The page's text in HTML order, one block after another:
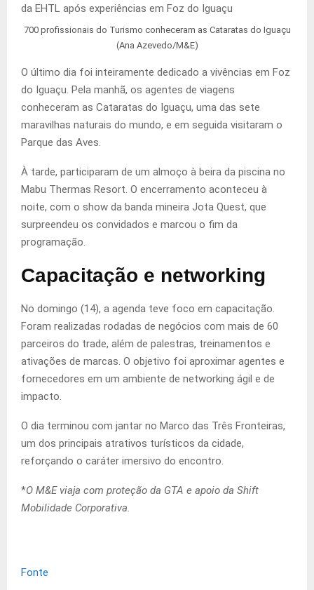
700 profissionais do Turismo conheceram as Cataratas do Iguaçu
(Ana Azevedo/M&E)
O último dia foi inteiramente dedicado a vivências em Foz
do Iguaçu. Pela manhã, os agentes de viagens
conheceram as Cataratas do Iguaçu, uma das sete
maravilhas naturais do mundo, e em seguida visitaram o
Parque das Aves.
À tarde, participaram de um almoço à beira da piscina no
Mabu Thermas Resort. O encerramento aconteceu à
noite, com o show da banda mineira Jota Quest, que
surpreendeu os convidados e marcou o fim da
programação.
Capacitação e networking
No domingo (14), a agenda teve foco em capacitação.
Foram realizadas rodadas de negócios com mais de 60
parceiros do trade, além de palestras, treinamentos e
ativações de marcas. O objetivo foi aproximar agentes e
fornecedores em um ambiente de networking ágil e de
impacto.
O dia terminou com jantar no Marco das Três Fronteiras,
um dos principais atrativos turísticos da cidade,
reforçando o caráter imersivo do encontro.
*O M&E viaja com proteção da GTA e apoio da Shift
Mobilidade Corporativa.
Fonte